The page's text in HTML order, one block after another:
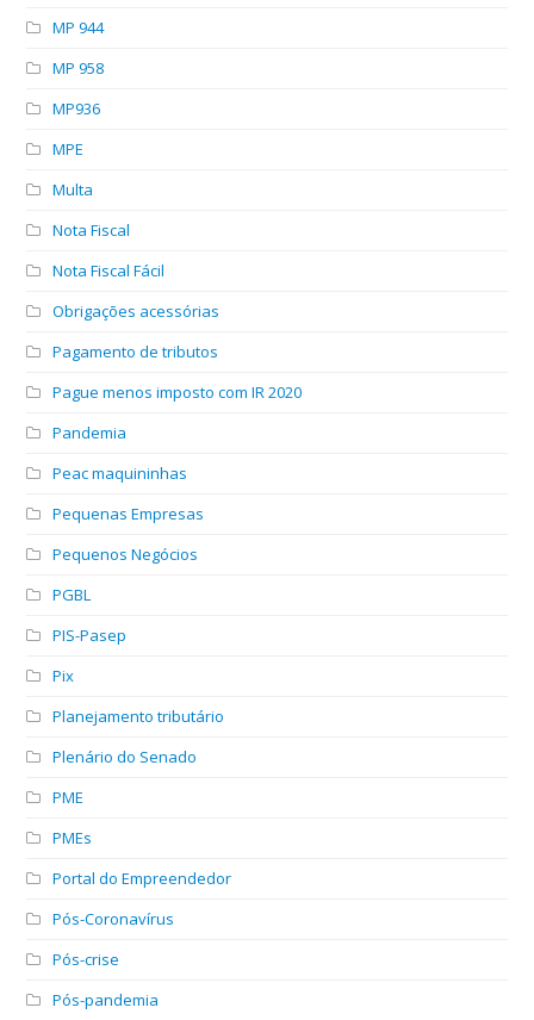
MP 944
MP 958
MP936
MPE
Multa
Nota Fiscal
Nota Fiscal Fácil
Obrigações acessórias
Pagamento de tributos
Pague menos imposto com IR 2020
Pandemia
Peac maquininhas
Pequenas Empresas
Pequenos Negócios
PGBL
PIS-Pasep
Pix
Planejamento tributário
Plenário do Senado
PME
PMEs
Portal do Empreendedor
Pós-Coronavírus
Pós-crise
Pós-pandemia